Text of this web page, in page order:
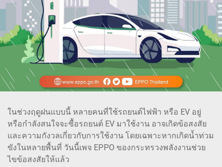
ในช่วงฤดูฝนแบบนี้ หลายคนที่ใช้รถยนต์ไฟฟ้า หรือ EV อยู่
หรือกำลังสนใจจะซื้อรถยนต์ EV มาใช้งาน อาจเกิดข้อสงสัย
และความกังวลเกี่ยวกับการใช้งาน โดยเฉพาะหากเกิดน้ำท่วม
ขังในหลายพื้นที่ วันนี้เพจ EPPO ของกระทรวงพลังงานช่วย
ไขข้อสงสัยให้แล้ว